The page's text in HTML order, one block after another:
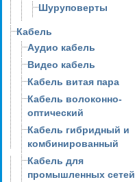
Шуруповерты
Кабель
Аудио кабель
Видео кабель
Кабель витая пара
Кабель волоконно-
оптический
Кабель гибридный и
комбинированный
Кабель для
промышленных сетей